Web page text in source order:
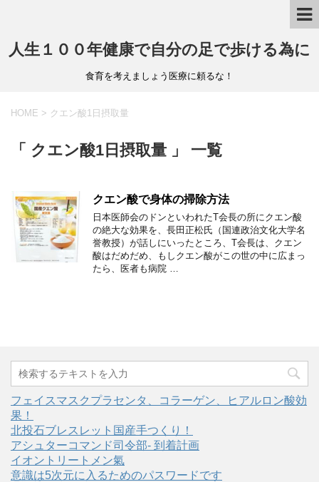
人生１００年健康で自分の足で歩ける為に
食育を考えましょう医療に頼るな！
HOME > クエン酸1日摂取量
「 クエン酸1日摂取量 」 一覧
クエン酸で身体の掃除方法
日本医師会のドンといわれたT会長の所にクエン酸
の絶大な効果を、長田正松氏（国連政治文化大学名
誉教授）が話しにいったところ、T会長は、クエン
酸はだめだめ、もしクエン酸がこの世の中に広まっ
たら、医者も病院 …
フェイスマスクプラセンタ、コラーゲン、ヒアルロン酸効
果！
北投石ブレスレット国産手つくり！
アシュターコマンド司令部- 到着計画
イオントリートメン氣
意識は5次元に入るためのパスワードです